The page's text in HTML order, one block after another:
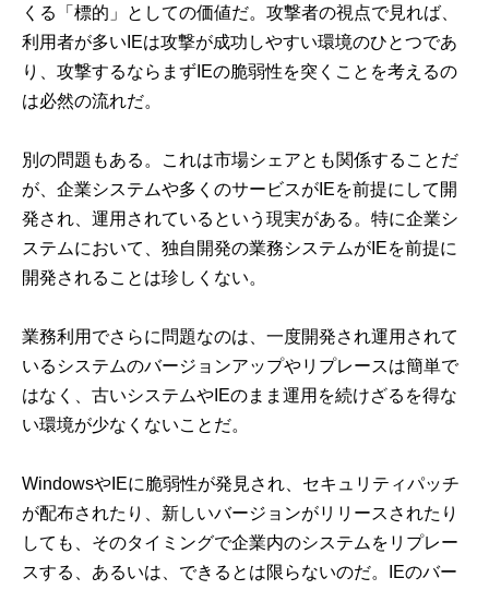
くる「標的」としての価値だ。攻撃者の視点で見れば、
利用者が多いIEは攻撃が成功しやすい環境のひとつであ
り、攻撃するならまずIEの脆弱性を突くことを考えるの
は必然の流れだ。
別の問題もある。これは市場シェアとも関係することだ
が、企業システムや多くのサービスがIEを前提にして開
発され、運用されているという現実がある。特に企業シ
ステムにおいて、独自開発の業務システムがIEを前提に
開発されることは珍しくない。
業務利用でさらに問題なのは、一度開発され運用されて
いるシステムのバージョンアップやリプレースは簡単で
はなく、古いシステムやIEのまま運用を続けざるを得な
い環境が少なくないことだ。
WindowsやIEに脆弱性が発見され、セキュリティパッチ
が配布されたり、新しいバージョンがリリースされたり
しても、そのタイミングで企業内のシステムをリプレー
スする、あるいは、できるとは限らないのだ。IEのバー